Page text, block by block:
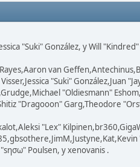
"Suki" González, y Will
van
"Suki" González,Juan
"Oldiesmann"
"Dragooon" Garg,Theodore
"Lex"
Poulsen, y xenovanis .